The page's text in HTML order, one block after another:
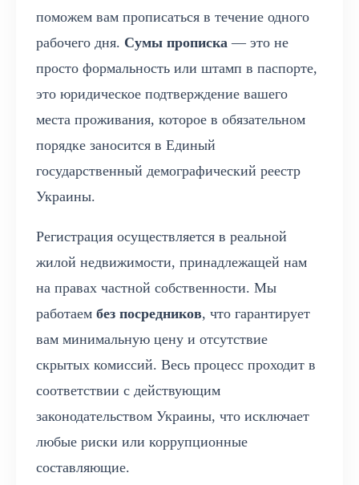
поможем вам прописаться в течение одного
рабочего дня. Сумы прописка — это не
просто формальность или штамп в паспорте,
это юридическое подтверждение вашего
места проживания, которое в обязательном
порядке заносится в Единый
государственный демографический реестр
Украины.
Регистрация осуществляется в реальной
жилой недвижимости, принадлежащей нам
на правах частной собственности. Мы
работаем без посредников, что гарантирует
вам минимальную цену и отсутствие
скрытых комиссий. Весь процесс проходит в
соответствии с действующим
законодательством Украины, что исключает
любые риски или коррупционные
составляющие.